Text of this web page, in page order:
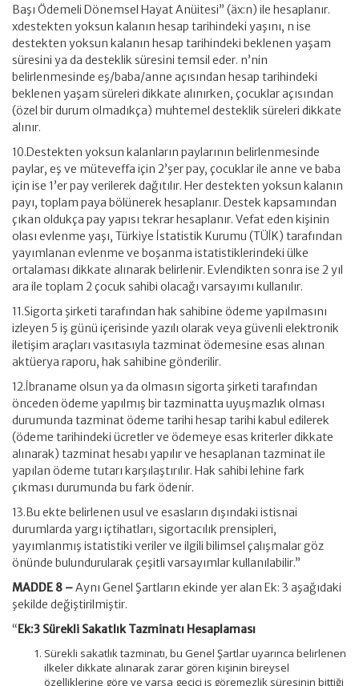
Başı Ödemeli Dönemsel Hayat Anüitesi” (äx:n) ile hesaplanır.
xdestekten yoksun kalanın hesap tarihindeki yaşını, n ise
destekten yoksun kalanın hesap tarihindeki beklenen yaşam
süresini ya da desteklik süresini temsil eder. n’nin
belirlenmesinde eş/baba/anne açısından hesap tarihindeki
beklenen yaşam süreleri dikkate alınırken, çocuklar açısından
(özel bir durum olmadıkça) muhtemel desteklik süreleri dikkate
alınır.
10.Destekten yoksun kalanların paylarının belirlenmesinde
paylar, eş ve müteveffa için 2’şer pay, çocuklar ile anne ve baba
için ise 1’er pay verilerek dağıtılır. Her destekten yoksun kalanın
payı, toplam paya bölünerek hesaplanır. Destek kapsamından
çıkan oldukça pay yapısı tekrar hesaplanır. Vefat eden kişinin
olası evlenme yaşı, Türkiye İstatistik Kurumu (TÜİK) tarafından
yayımlanan evlenme ve boşanma istatistiklerindeki ülke
ortalaması dikkate alınarak belirlenir. Evlendikten sonra ise 2 yıl
ara ile toplam 2 çocuk sahibi olacağı varsayımı kullanılır.
11.Sigorta şirketi tarafından hak sahibine ödeme yapılmasını
izleyen 5 iş günü içerisinde yazılı olarak veya güvenli elektronik
iletişim araçları vasıtasıyla tazminat ödemesine esas alınan
aktüerya raporu, hak sahibine gönderilir.
12.İbraname olsun ya da olmasın sigorta şirketi tarafından
önceden ödeme yapılmış bir tazminatta uyuşmazlık olması
durumunda tazminat ödeme tarihi hesap tarihi kabul edilerek
(ödeme tarihindeki ücretler ve ödemeye esas kriterler dikkate
alınarak) tazminat hesabı yapılır ve hesaplanan tazminat ile
yapılan ödeme tutarı karşılaştırılır. Hak sahibi lehine fark
çıkması durumunda bu fark ödenir.
13.Bu ekte belirlenen usul ve esasların dışındaki istisnai
durumlarda yargı içtihatları, sigortacılık prensipleri,
yayımlanmış istatistiki veriler ve ilgili bilimsel çalışmalar göz
önünde bulundurularak çeşitli varsayımlar kullanılabilir.”
MADDE 8 –Aynı Genel Şartların ekinde yer alan Ek: 3 aşağıdaki
şekilde değiştirilmiştir.
“Ek:3 Sürekli Sakatlık Tazminatı Hesaplaması
Sürekli sakatlık tazminatı, bu Genel Şartlar uyarınca belirlenen
ilkeler dikkate alınarak zarar gören kişinin bireysel
özelliklerine göre ve varsa geçici iş göremezlik süresinin bittiği